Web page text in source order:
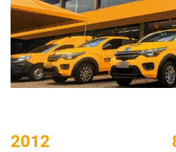
2012